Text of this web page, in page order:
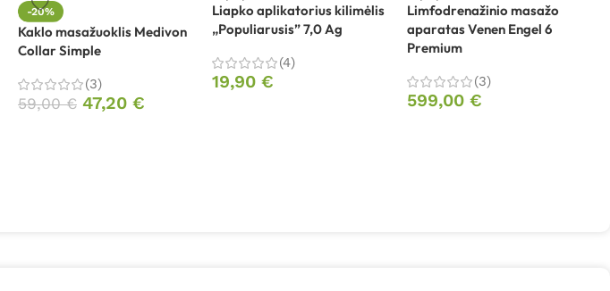
-20%
Kaklo masažuoklis Medivon
Collar Simple
(3)
59,00€ 47,20 €
Liapko aplikatorius kilimėlis
„Populiarusis” 7,0 Ag
(4)
19,90€
Limfodrenažinio masažo
aparatas Venen Engel 6
Premium
(3)
599,00 €